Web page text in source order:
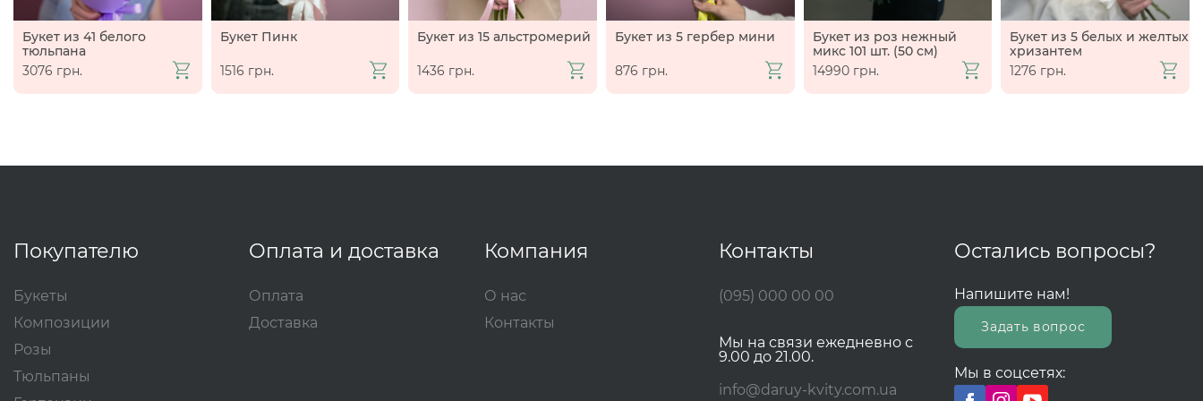
Букет из 41 белого
тюльпана
3076 грн.
Букет Пинк
1516 грн.
Букет из 15 альстромерий
1436 грн.
Букет из 5 гербер мини
876 грн.
Букет из роз нежный
микс 101 шт. (50 см)
14990 грн.
Букет из 5 белых и желтых
хризантем
1276 грн.
Покупателю
Букеты
Композиции
Розы
Тюльпаны
Оплата и доставка
Оплата
Доставка
Компания
О нас
Контакты
Контакты
(095) 000 00 00
Мы на связи ежедневно с
9.00 до 21.00.
info@daruy-kvity.com.ua
Остались вопросы?
Напишите нам!
Задать вопрос
Мы в соцсетях: